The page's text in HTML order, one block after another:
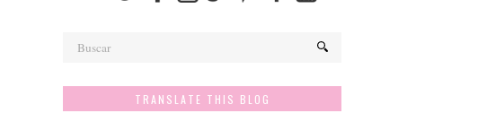
TRANSLATE THIS BLOG